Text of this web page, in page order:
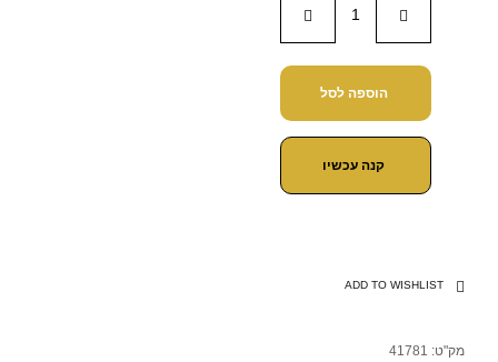
הוספה לסל
קנה עכשיו
ADD TO WISHLIST
מק"ט: 41781